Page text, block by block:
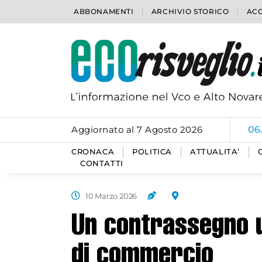
ABBONAMENTI ARCHIVIO STORICO
Aggiornato al 7 Agosto 2026
CRONACA POLITICA ATTUALITA’
CONTATTI
10 Marzo 2026
Un contrassegno